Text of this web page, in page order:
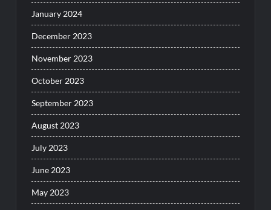
January 2024
December 2023
November 2023
October 2023
September 2023
August 2023
July 2023
June 2023
May 2023